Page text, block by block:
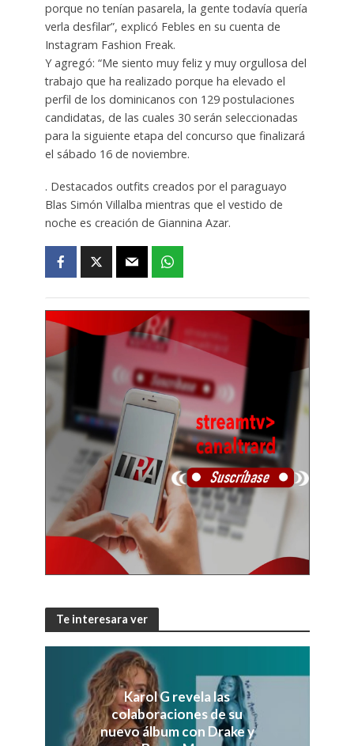
porque no tenían pasarela, la gente todavía quería
verla desfilar”, explicó Febles en su cuenta de
Instagram Fashion Freak.
Y agregó: “Me siento muy feliz y muy orgullosa del
trabajo que ha realizado porque ha elevado el
perfil de los dominicanos con 129 postulaciones
candidatas, de las cuales 30 serán seleccionadas
para la siguiente etapa del concurso que finalizará
el sábado 16 de noviembre.
. Destacados outfits creados por el paraguayo
Blas Simón Villalba mientras que el vestido de
noche es creación de Giannina Azar.
Te interesara ver
Karol G revela las
colaboraciones de su
nuevo álbum con Drake y